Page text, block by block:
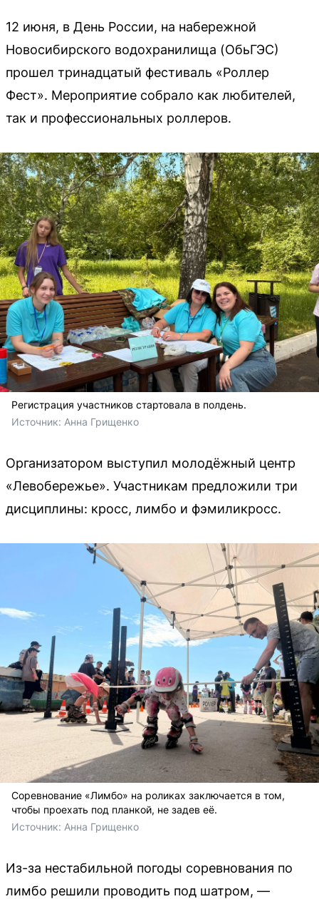
12 июня, в День России, на набережной
Новосибирского водохранилища (ОбьГЭС)
прошел тринадцатый фестиваль «Роллер
Фест». Мероприятие собрало как любителей,
так и профессиональных роллеров.
Регистрация участников стартовала в полдень.
Источник: Анна Грищенко
Организатором выступил молодёжный центр
«Левобережье». Участникам предложили три
дисциплины: кросс, лимбо и фэмиликросс.
Соревнование «Лимбо» на роликах заключается в том,
чтобы проехать под планкой, не задев её.
Источник: Анна Грищенко
Из-за нестабильной погоды соревнования по
лимбо решили проводить под шатром, —